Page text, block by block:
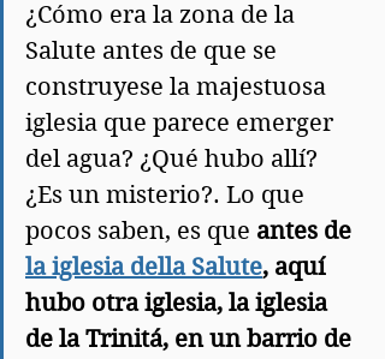
¿Cómo era la zona de la
Salute antes de que se
construyese la majestuosa
iglesia que parece emerger
del agua? ¿Qué hubo allí?
¿Es un misterio?. Lo que
pocos saben, es que antes de
la iglesia della Salute, aquí
hubo otra iglesia, la iglesia
de la Trinitá, en un barrio de